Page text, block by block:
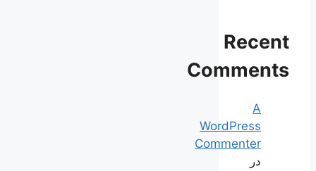
Recent
Comments
A
WordPress
Commenter
در